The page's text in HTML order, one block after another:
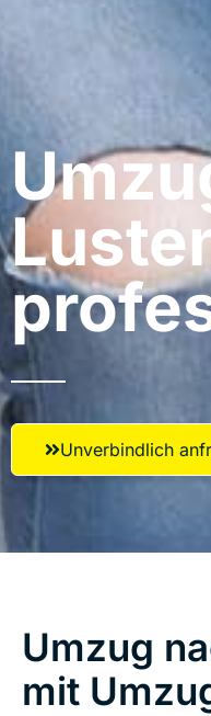
Unverbindlich
Umzug
mit